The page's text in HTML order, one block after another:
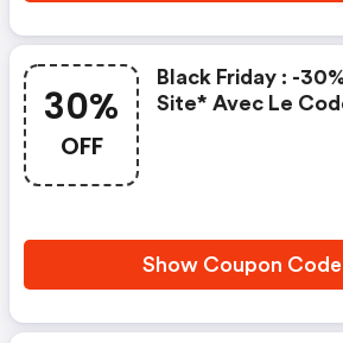
30%
OFF
Black Friday : -
Site* Avec Le
Show Coupon Code